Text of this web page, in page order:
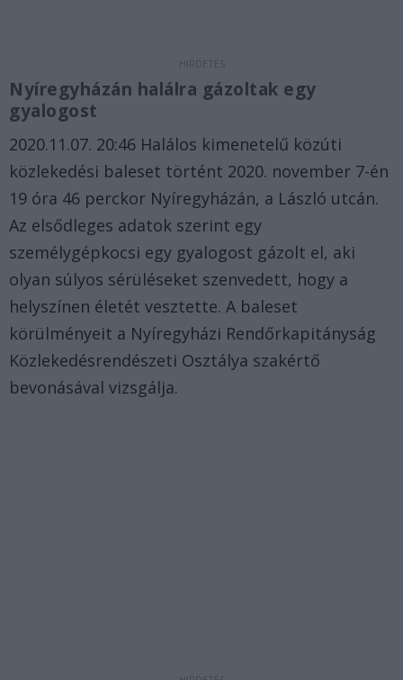
Nyíregyházán halálra gázoltak egy
gyalogost
2020.11.07. 20:46 Halálos kimenetelű közúti
közlekedési baleset történt 2020. november 7-én
19 óra 46 perckor Nyíregyházán, a László utcán.
Az elsődleges adatok szerint egy
személygépkocsi egy gyalogost gázolt el, aki
olyan súlyos sérüléseket szenvedett, hogy a
helyszínen életét vesztette. A baleset
körülményeit a Nyíregyházi Rendőrkapitányság
Közlekedésrendészeti Osztálya szakértő
bevonásával vizsgálja.